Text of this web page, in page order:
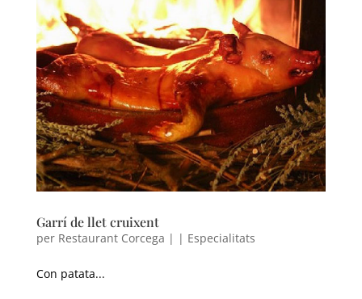
Garrí de llet cruixent
per Restaurant Corcega | | Especialitats
Con patata...